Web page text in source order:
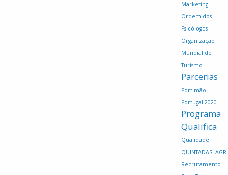
Marketing
Ordem dos
Psicólogos
Organização
Mundial do
Turismo
Parcerias
Portimão
Portugal 2020
Programa
Qualifica
Qualidade
Recrutamento